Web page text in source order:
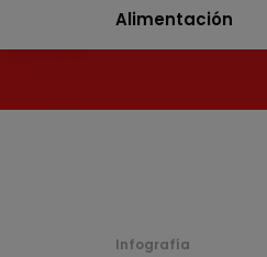
Alimentación
Infografía